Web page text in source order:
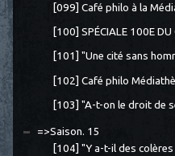
[099] Café philo à la
[100] SPÉCIALE 100E DU
[101] "Une cité sans
[102] Café philo
[103] "A-t-on le droit de
=>Saison. 15
[104] "Y a-t-il des colères